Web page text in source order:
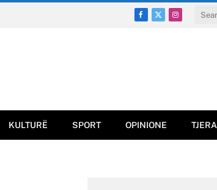
Facebook
X
Instagram
KULTURË SPORT OPINIONE TJERA